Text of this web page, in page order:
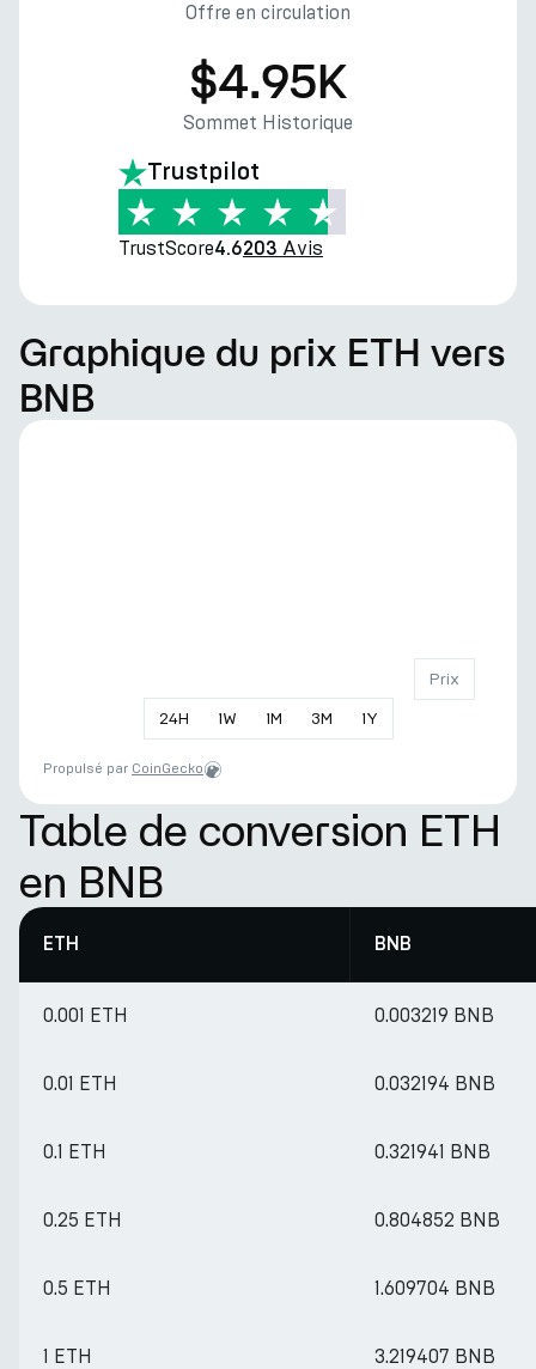
Offre en circulation
$4.95K
Sommet Historique
Trustpilot
TrustScore4.6203 Avis
Graphique du prix ETH vers
BNB
24H 1W 1M 3M 1Y
Prix
Propulsé par CoinGecko
Table de conversion ETH
en BNB
ETH BNB
0.001 ETH 0.003219 BNB
0.01 ETH 0.032194 BNB
0.1 ETH 0.321941 BNB
0.25 ETH 0.804852 BNB
0.5 ETH 1.609704 BNB
1 ETH 3.219407 BNB